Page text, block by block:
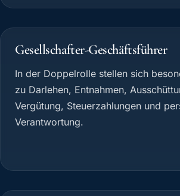
Gesellschafter-Geschäftsführer
In der Doppelrolle stellen sich
zu Darlehen, Entnahmen,
Vergütung, Steuerzahlungen und
Verantwortung.